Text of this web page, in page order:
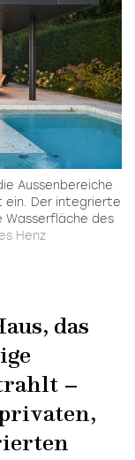
Aussenbereiche
ein. Der integrierte
Wasserfläche des
Henz
das
–